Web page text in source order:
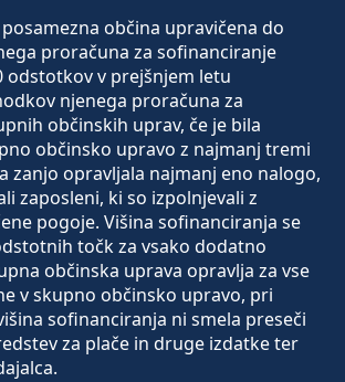
občina upravičena do
proračuna za sofinanciranje
odstotkov v prejšnjem letu
njenega proračuna za
občinskih uprav, če je bila
občinsko upravo z najmanj tremi
zanjo opravljala najmanj eno nalogo,
zaposleni, ki so izpolnjevali z
pogoje. Višina sofinanciranja se
točk za vsako dodatno
občinska uprava opravlja za vse
v skupno občinsko upravo, pri
sofinanciranja ni smela preseči
za plače in druge izdatke ter